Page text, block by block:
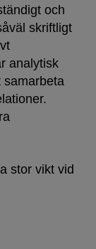
och
skriftligt
analytisk
samarbeta
stor vikt vid